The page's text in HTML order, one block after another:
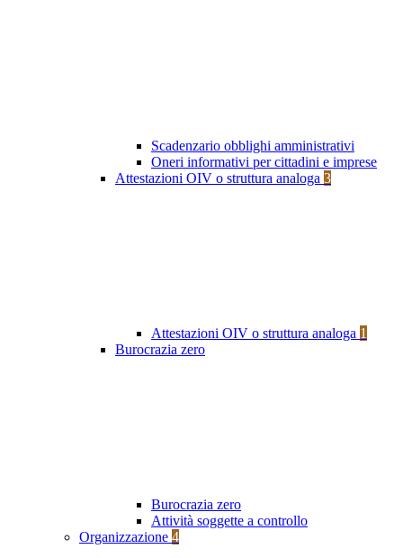
Scadenzario obblighi amministrativi
Oneri informativi per cittadini e imprese
Attestazioni OIV o struttura analoga 3
Attestazioni OIV o struttura analoga 1
Burocrazia zero
Burocrazia zero
Attività soggette a controllo
Organizzazione 4